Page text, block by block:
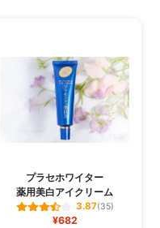
プラセホワイター
薬用美白アイクリーム
3.87(35)
¥682